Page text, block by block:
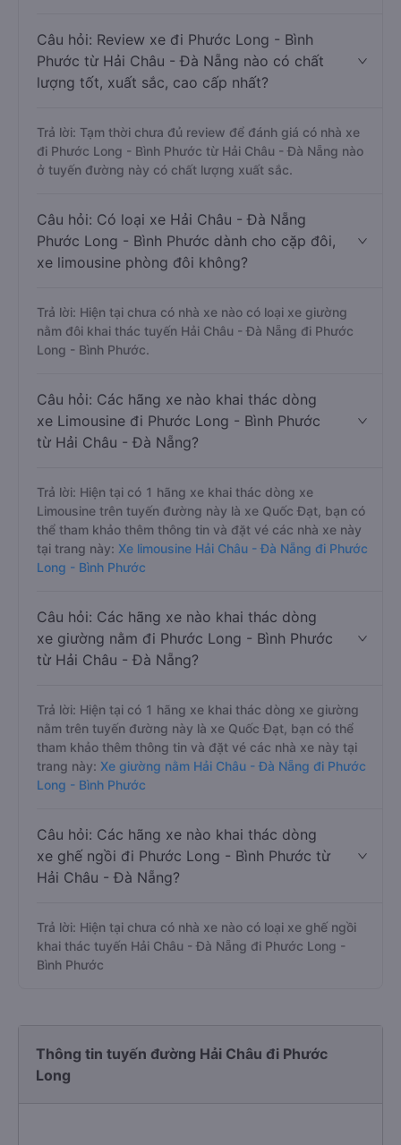
Câu hỏi: Review xe đi Phước Long - Bình
Phước từ Hải Châu - Đà Nẵng nào có chất
lượng tốt, xuất sắc, cao cấp nhất?
Trả lời: Tạm thời chưa đủ review để đánh giá có nhà xe
đi Phước Long - Bình Phước từ Hải Châu - Đà Nẵng nào
ở tuyến đường này có chất lượng xuất sắc.
Câu hỏi: Có loại xe Hải Châu - Đà Nẵng
Phước Long - Bình Phước dành cho cặp đôi,
xe limousine phòng đôi không?
Trả lời: Hiện tại chưa có nhà xe nào có loại xe giường
nằm đôi khai thác tuyến Hải Châu - Đà Nẵng đi Phước
Long - Bình Phước.
Câu hỏi: Các hãng xe nào khai thác dòng
xe Limousine đi Phước Long - Bình Phước
từ Hải Châu - Đà Nẵng?
Trả lời: Hiện tại có 1 hãng xe khai thác dòng xe
Limousine trên tuyến đường này là xe Quốc Đạt, bạn có
thể tham khảo thêm thông tin và đặt vé các nhà xe này
tại trang này: Xe limousine Hải Châu - Đà Nẵng đi Phước
Long - Bình Phước
Câu hỏi: Các hãng xe nào khai thác dòng
xe giường nằm đi Phước Long - Bình Phước
từ Hải Châu - Đà Nẵng?
Trả lời: Hiện tại có 1 hãng xe khai thác dòng xe giường
nằm trên tuyến đường này là xe Quốc Đạt, bạn có thể
tham khảo thêm thông tin và đặt vé các nhà xe này tại
trang này: Xe giường nằm Hải Châu - Đà Nẵng đi Phước
Long - Bình Phước
Câu hỏi: Các hãng xe nào khai thác dòng
xe ghế ngồi đi Phước Long - Bình Phước từ
Hải Châu - Đà Nẵng?
Trả lời: Hiện tại chưa có nhà xe nào có loại xe ghế ngồi
khai thác tuyến Hải Châu - Đà Nẵng đi Phước Long -
Bình Phước
Thông tin tuyến đường Hải Châu đi Phước
Long